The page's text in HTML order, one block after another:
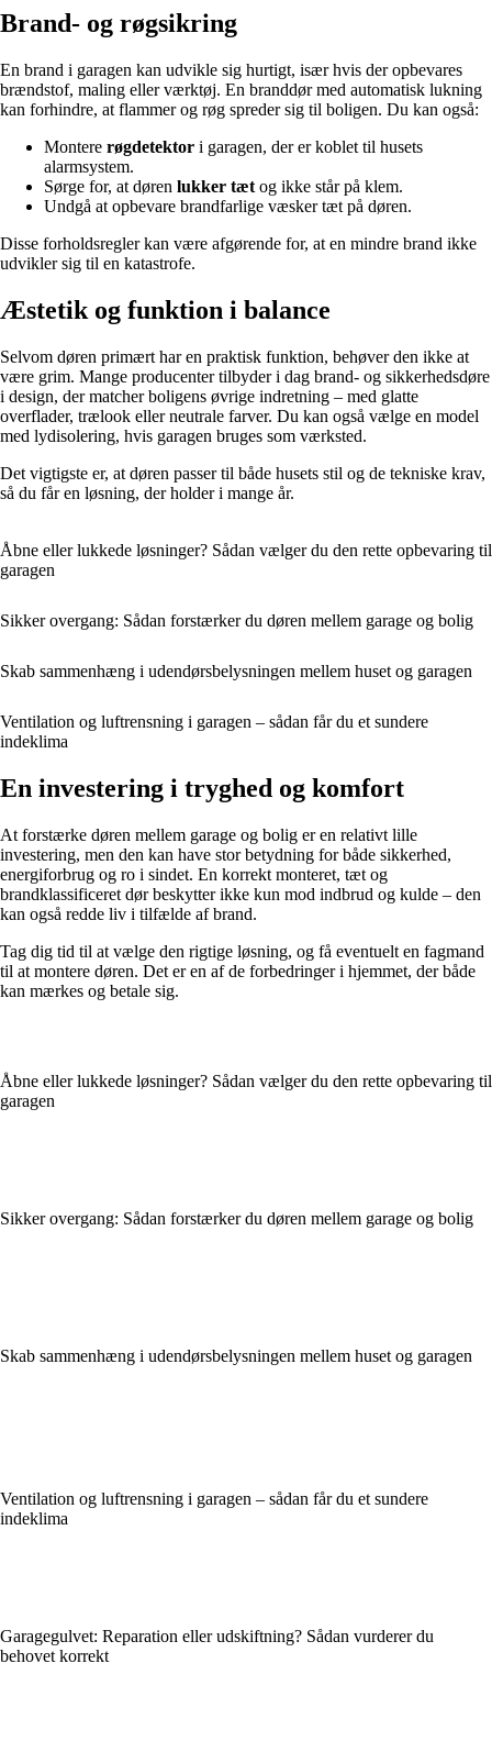
Brand- og røgsikring
En brand i garagen kan udvikle sig hurtigt, især hvis der opbevares
brændstof, maling eller værktøj. En branddør med automatisk lukning
kan forhindre, at flammer og røg spreder sig til boligen. Du kan også:
Montere røgdetektor i garagen, der er koblet til husets
alarmsystem.
Sørge for, at døren lukker tæt og ikke står på klem.
Undgå at opbevare brandfarlige væsker tæt på døren.
Disse forholdsregler kan være afgørende for, at en mindre brand ikke
udvikler sig til en katastrofe.
Æstetik og funktion i balance
Selvom døren primært har en praktisk funktion, behøver den ikke at
være grim. Mange producenter tilbyder i dag brand- og sikkerhedsdøre
i design, der matcher boligens øvrige indretning – med glatte
overflader, trælook eller neutrale farver. Du kan også vælge en model
med lydisolering, hvis garagen bruges som værksted.
Det vigtigste er, at døren passer til både husets stil og de tekniske krav,
så du får en løsning, der holder i mange år.
Åbne eller lukkede løsninger? Sådan vælger du den rette opbevaring til
garagen
Sikker overgang: Sådan forstærker du døren mellem garage og bolig
Skab sammenhæng i udendørsbelysningen mellem huset og garagen
Ventilation og luftrensning i garagen – sådan får du et sundere
indeklima
En investering i tryghed og komfort
At forstærke døren mellem garage og bolig er en relativt lille
investering, men den kan have stor betydning for både sikkerhed,
energiforbrug og ro i sindet. En korrekt monteret, tæt og
brandklassificeret dør beskytter ikke kun mod indbrud og kulde – den
kan også redde liv i tilfælde af brand.
Tag dig tid til at vælge den rigtige løsning, og få eventuelt en fagmand
til at montere døren. Det er en af de forbedringer i hjemmet, der både
kan mærkes og betale sig.
Åbne eller lukkede løsninger? Sådan vælger du den rette opbevaring til
garagen
Sikker overgang: Sådan forstærker du døren mellem garage og bolig
Skab sammenhæng i udendørsbelysningen mellem huset og garagen
Ventilation og luftrensning i garagen – sådan får du et sundere
indeklima
Garagegulvet: Reparation eller udskiftning? Sådan vurderer du
behovet korrekt